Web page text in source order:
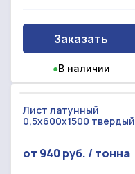
Заказать
●В наличии
Лист латунный
0,5x600x1500 твердый
от 940 руб. / тонна